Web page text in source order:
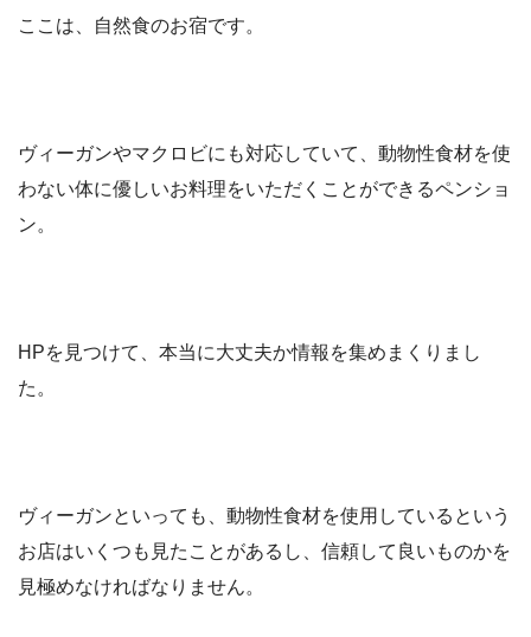
ここは、自然食のお宿です。
ヴィーガンやマクロビにも対応していて、動物性食材を使
わない体に優しいお料理をいただくことができるペンショ
ン。
HPを見つけて、本当に大丈夫か情報を集めまくりまし
た。
ヴィーガンといっても、動物性食材を使用しているという
お店はいくつも見たことがあるし、信頼して良いものかを
見極めなければなりません。